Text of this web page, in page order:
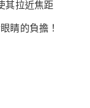
其拉近焦距
睛的負擔！